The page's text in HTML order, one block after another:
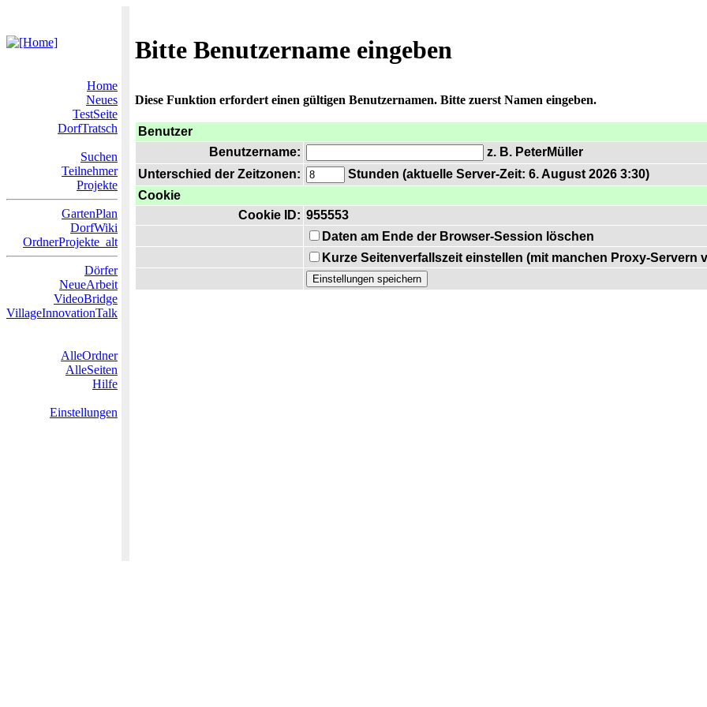
Bitte Benutzername eingeben
Home
Neues
TestSeite
DorfTratsch
Suchen
Teilnehmer
Projekte
GartenPlan
DorfWiki
OrdnerProjekte_alt
Dörfer
NeueArbeit
VideoBridge
VillageInnovationTalk
AlleOrdner
AlleSeiten
Hilfe
Einstellungen
Diese Funktion erfordert einen gültigen Benutzernamen. Bitte zuerst Namen eingeben.
Benutzer
Benutzername:
z. B. PeterMüller
Unterschied der Zeitzonen:
Stunden (aktuelle Server-Zeit: 6. August 2026 3:30)
Cookie
Cookie ID: 955553
Daten am Ende der Browser-Session löschen
Kurze Seitenverfallszeit einstellen (mit manchen Proxy-Servern